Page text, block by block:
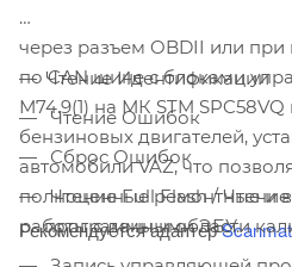
через разъем OBDII или
по CAN шине с блоками
М74.9(1) на МК STM
бензиновых двигателей,
автомобили VAZ, что
полноценные ремонтные и
работы с данными ЭБУ.
Чтение Идентификации
Чтение Ошибок
Сброс Ошибок
Чтение Full Flash / Чтение управляющей
программы и области
Рекомендуется адаптер